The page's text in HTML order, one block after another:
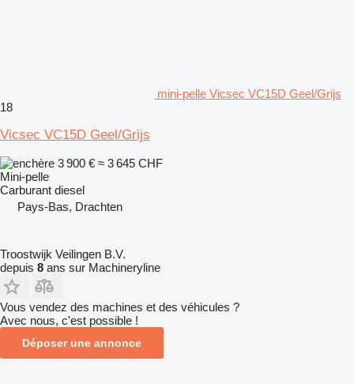
mini-pelle Vicsec VC15D Geel/Grijs
18
Vicsec VC15D Geel/Grijs
3 900 € ≈ 3 645 CHF
Mini-pelle
Carburant diesel
Pays-Bas, Drachten
Troostwijk Veilingen B.V.
depuis 8 ans sur Machineryline
Vous vendez des machines et des véhicules ?
Avec nous, c'est possible !
Déposer une annonce